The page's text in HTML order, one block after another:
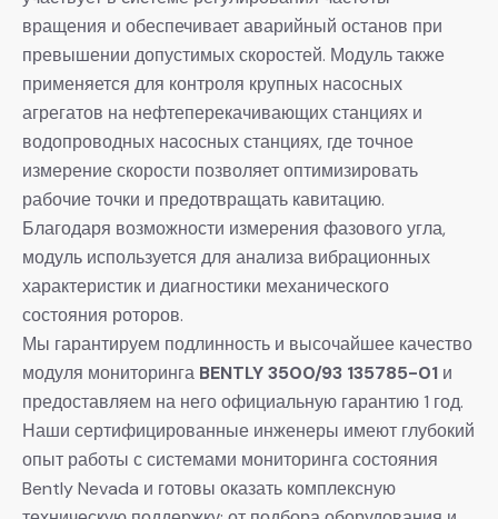
вращения и обеспечивает аварийный останов при
превышении допустимых скоростей. Модуль также
применяется для контроля крупных насосных
агрегатов на нефтеперекачивающих станциях и
водопроводных насосных станциях, где точное
измерение скорости позволяет оптимизировать
рабочие точки и предотвращать кавитацию.
Благодаря возможности измерения фазового угла,
модуль используется для анализа вибрационных
характеристик и диагностики механического
состояния роторов.
Мы гарантируем подлинность и высочайшее качество
модуля мониторинга BENTLY 3500/93 135785-01 и
предоставляем на него официальную гарантию 1 год.
Наши сертифицированные инженеры имеют глубокий
опыт работы с системами мониторинга состояния
Bently Nevada и готовы оказать комплексную